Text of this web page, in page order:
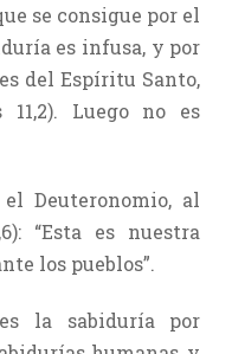
se consigue por el
es infusa, y por
del Espíritu Santo,
Luego no es
Deuteronomio, al
“Esta es nuestra
los pueblos”.
la sabiduría por